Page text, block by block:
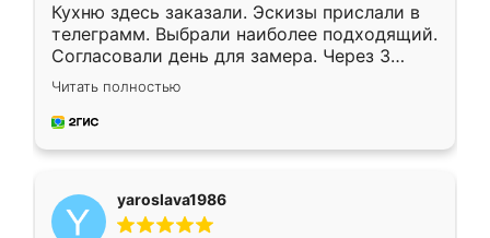
Кухню здесь заказали. Эскизы прислали в
телеграмм. Выбрали наиболее подходящий.
Согласовали день для замера. Через 3
недели кухня была уже готова. Остались
довольны работой. Спасибо Ренессанс
мебель за качественную работу!
Читать полностью
yaroslava1986